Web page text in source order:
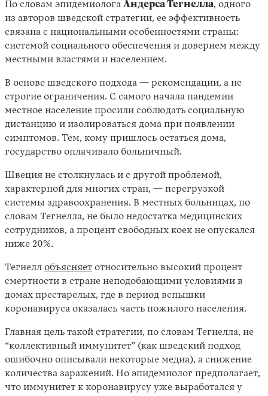
По словам эпидемиолога Андерса Тегнелла, одного
из авторов шведской стратегии, ее эффективность
связана с национальными особенностями страны:
системой социального обеспечения и доверием между
местными властями и населением.
В основе шведского подхода — рекомендации, а не
строгие ограничения. С самого начала пандемии
местное население просили соблюдать социальную
дистанцию и изолироваться дома при появлении
симптомов. Тем, кому пришлось остаться дома,
государство оплачивало больничный.
Швеция не столкнулась и с другой проблемой,
характерной для многих стран, — перегрузкой
системы здравоохранения. В местных больницах, по
словам Тегнелла, не было недостатка медицинских
сотрудников, а процент свободных коек не опускался
ниже 20%.
Тегнелл объясняет относительно высокий процент
смертности в стране неподобающими условиями в
домах престарелых, где в период вспышки
коронавируса оказалась часть пожилого населения.
Главная цель такой стратегии, по словам Тегнелла, не
“коллективный иммунитет” (как шведский подход
ошибочно описывали некоторые медиа), а снижение
количества заражений. Но эпидемиолог предполагает,
что иммунитет к коронавирусу уже выработался у